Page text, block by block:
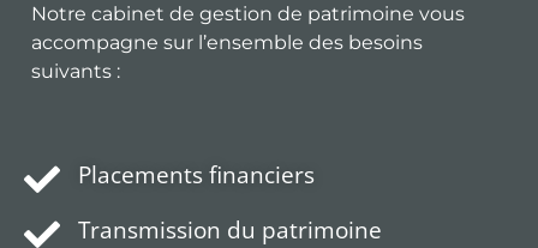
Notre cabinet de gestion de patrimoine vous
accompagne sur l’ensemble des besoins
suivants :
Placements financiers
Transmission du patrimoine